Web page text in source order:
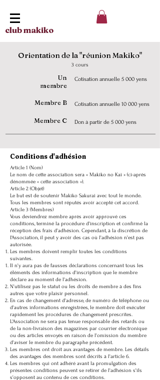
club makiko
Orientation de la "réunion Makiko"
3 cours
Un
membre
Cotisation annuelle 5 000 yens
Membre B Cotisation annuelle 10 000 yens
Membre C Don à partir de 5 000 yens
Conditions d'adhésion
Article 1 (Nom)
Le nom de cette association sera « Makiko no Kai » (ci-après
dénommée « cette association »).
Article 2 (Objet)
Le but est de soutenir Makiko Sakurai avec tout le monde.
Tous les membres sont réputés avoir accepté cet accord.
Article 3 (Membres)
Vous deviendrez membre après avoir approuvé ces
conditions, terminé la procédure d'inscription et confirmé la
réception des frais d'adhésion. Cependant, à la discrétion de
l'Association, il peut y avoir des cas où l'adhésion n'est pas
autorisée.
Les membres doivent remplir toutes les conditions
suivantes.
Il n'y aura pas de fausses déclarations concernant tous les
éléments des informations d'inscription que le membre
déclare au moment de l'adhésion.
N'utilisez pas le statut ou les droits de membre à des fins
autres que votre plaisir personnel.
En cas de changement d'adresse, de numéro de téléphone ou
d'autres informations enregistrées, le membre doit exécuter
rapidement les procédures de changement prescrites.
L'Association ne sera pas tenue responsable des retards ou
de la non-livraison des magazines par courrier électronique
ou des articles envoyés en raison de l'omission du membre
d'aviser le membre du paragraphe précédent.
Les membres ont droit aux avantages de membre. Les détails
des avantages des membres sont décrits à l'article 6.
Les membres qui ont adhéré avant la promulgation des
présentes conditions peuvent se retirer de l'adhésion s'ils
s'opposent au contenu de ces conditions.